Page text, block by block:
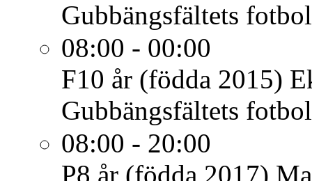
Gubbängsfältets
08:00 - 00:00
F10 år (födda 2015)
Gubbängsfältets
08:00 - 20:00
P8 år (födda 2017)